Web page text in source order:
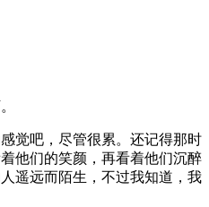
觉吧，尽管很累。还记得那时
他们的笑颜，再看着他们沉醉
遥远而陌生，不过我知道，我